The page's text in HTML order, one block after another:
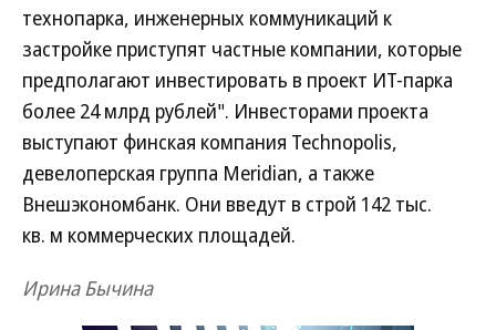
технопарка, инженерных коммуникаций к
застройке приступят частные компании, которые
предполагают инвестировать в проект ИТ-парка
более 24 млрд рублей". Инвесторами проекта
выступают финская компания Technopolis,
девелоперская группа Meridian, а также
Внешэкономбанк. Они введут в строй 142 тыс.
кв. м коммерческих площадей.
Ирина Бычина